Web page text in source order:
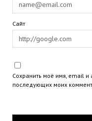
Сайт
Сохранить моё имя, email и
последующих моих